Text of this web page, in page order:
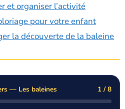
et organiser l’activité
pour votre enfant
la découverte de la baleine
— Les baleines 1 / 8